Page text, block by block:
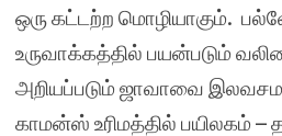
ஒரு கட்டற்ற மொழியாகும்.
உருவாக்கத்தில் பயன்படும்
அறியப்படும் ஜாவாவை
காமன்ஸ் உரிமத்தில் பயிலகம் –